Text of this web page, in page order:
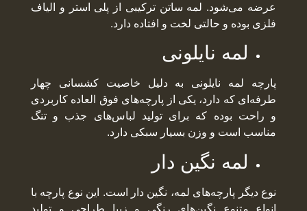
عرضه می‌شود. لمه ساتن ترکیبی از پلی استر و الیاف
فلزی بوده و حالتی لخت و افتاده دارد.
لمه نایلونی
پارچه لمه نایلونی به دلیل خاصیت کشسانی چهار
طرفه‌ای که دارد، یکی از پارچه‌های فوق العاده کاربردی
و راحت بوده که برای تولید لباس‌های جذب و تنگ
مناسب است و وزن بسیار سبکی دارد.
لمه نگین دار
نوع دیگر پارچه‌های لمه، نگین دار است. این نوع پارچه با
انواع متنوع نگین‌های رنگی و زیبا طراحی و تولید